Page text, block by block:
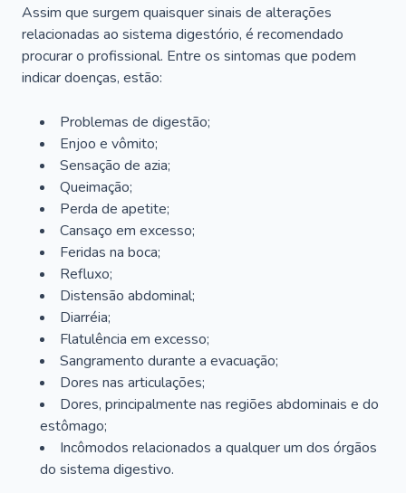
Assim que surgem quaisquer sinais de alterações
relacionadas ao sistema digestório, é recomendado
procurar o profissional. Entre os sintomas que podem
indicar doenças, estão:
Problemas de digestão;
Enjoo e vômito;
Sensação de azia;
Queimação;
Perda de apetite;
Cansaço em excesso;
Feridas na boca;
Refluxo;
Distensão abdominal;
Diarréia;
Flatulência em excesso;
Sangramento durante a evacuação;
Dores nas articulações;
Dores, principalmente nas regiões abdominais e do
estômago;
Incômodos relacionados a qualquer um dos órgãos
do sistema digestivo.